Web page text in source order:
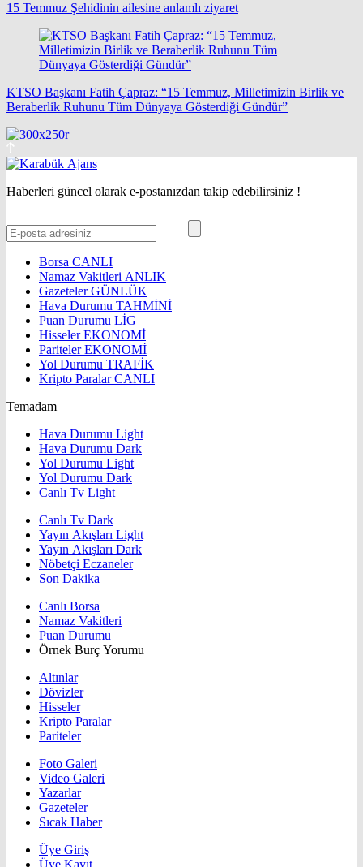
15 Temmuz Şehidinin ailesine anlamlı ziyaret
KTSO Başkanı Fatih Çapraz: “15 Temmuz, Milletimizin Birlik ve
Beraberlik Ruhunu Tüm Dünyaya Gösterdiği Gündür”
Haberleri güncel olarak e-postanızdan takip edebilirsiniz !
Borsa CANLI
Namaz Vakitleri ANLIK
GazetelerGÜNLÜK
Hava Durumu TAHMİNİ
Puan Durumu LİG
HisselerEKONOMİ
ParitelerEKONOMİ
Yol Durumu TRAFİK
Kripto ParalarCANLI
Temadam
Hava Durumu Light
Hava Durumu Dark
Yol Durumu Light
Yol Durumu Dark
Canlı Tv Light
Canlı Tv Dark
Yayın Akışları Light
Yayın Akışları Dark
Nöbetçi Eczaneler
Son Dakika
Canlı Borsa
Namaz Vakitleri
Puan Durumu
Örnek Burç Yorumu
Altınlar
Dövizler
Hisseler
Kripto Paralar
Pariteler
Foto Galeri
Video Galeri
Yazarlar
Gazeteler
Sıcak Haber
Üye Giriş